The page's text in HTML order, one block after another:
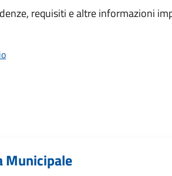
requisiti e altre informazioni
Municipale